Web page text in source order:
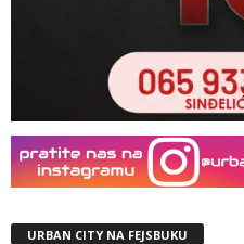
URBAN CITY NA FEJSBUKU